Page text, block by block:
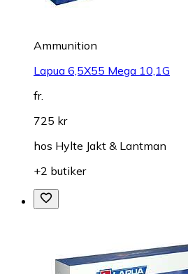
Ammunition
Lapua 6,5X55 Mega 10,1G
fr.
725 kr
hos Hylte Jakt & Lantman
+2 butiker